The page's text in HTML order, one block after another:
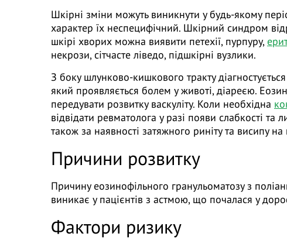
Шкірні зміни можуть виникнути у будь-якому
характер їх неспецифічний. Шкірний синдром
шкірі хворих можна виявити петехії, пурпуру,
некрози, сітчасте ліведо, підшкірні вузлики.
З боку шлунково-кишкового тракту
який проявляється болем у животі, діареєю.
передувати розвитку васкуліту. Коли необхідна
відвідати ревматолога у разі появи слабкості
також за наявності затяжного риніту та висипу на
Причини розвитку
Причину еозинофільного гранульоматозу з
виникає у пацієнтів з астмою, що почалася у
Фактори ризику